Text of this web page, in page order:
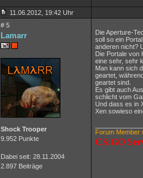
11.06.2012, 19:42 Uhr
# 5
Lamarr
Shock Trooper
9.952 Punkte
Dabei seit: 28.11.2004
2.897 Beiträge
Die Aperture-
soll so ein
anderen nicht?
Die Portale von
eine sehr, sehr
Man kann sich
geartet,
geartet sind.
Es gibt auch
schlicht vom
Und dass es in
Xen sowieso
Forum Member
CS:GO